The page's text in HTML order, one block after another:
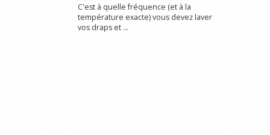
C'est à quelle fréquence (et à la
température exacte) vous devez laver
vos draps et ...